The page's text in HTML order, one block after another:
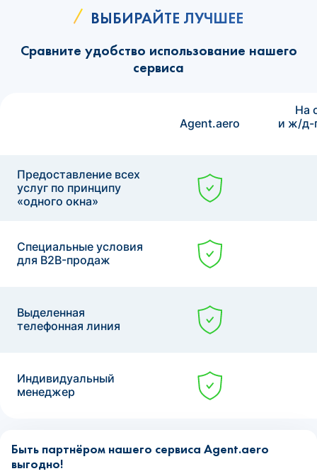
ВЫБИРАЙТЕ ЛУЧШЕЕ
Сравните удобство использование нашего
сервиса
Agent.aero
На
и ж/д-
Предоставление всех
услуг по принципу
«одного окна»
Специальные условия
для B2B-продаж
Выделенная
телефонная линия
Индивидуальный
менеджер
Быть партнёром нашего сервиса Agent.aero
выгодно!